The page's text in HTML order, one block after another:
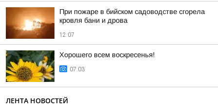
При пожаре в бийском садоводстве сгорела
кровля бани и дрова
12:07
Хорошего всем воскресенья!
07:03
ЛЕНТА НОВОСТЕЙ